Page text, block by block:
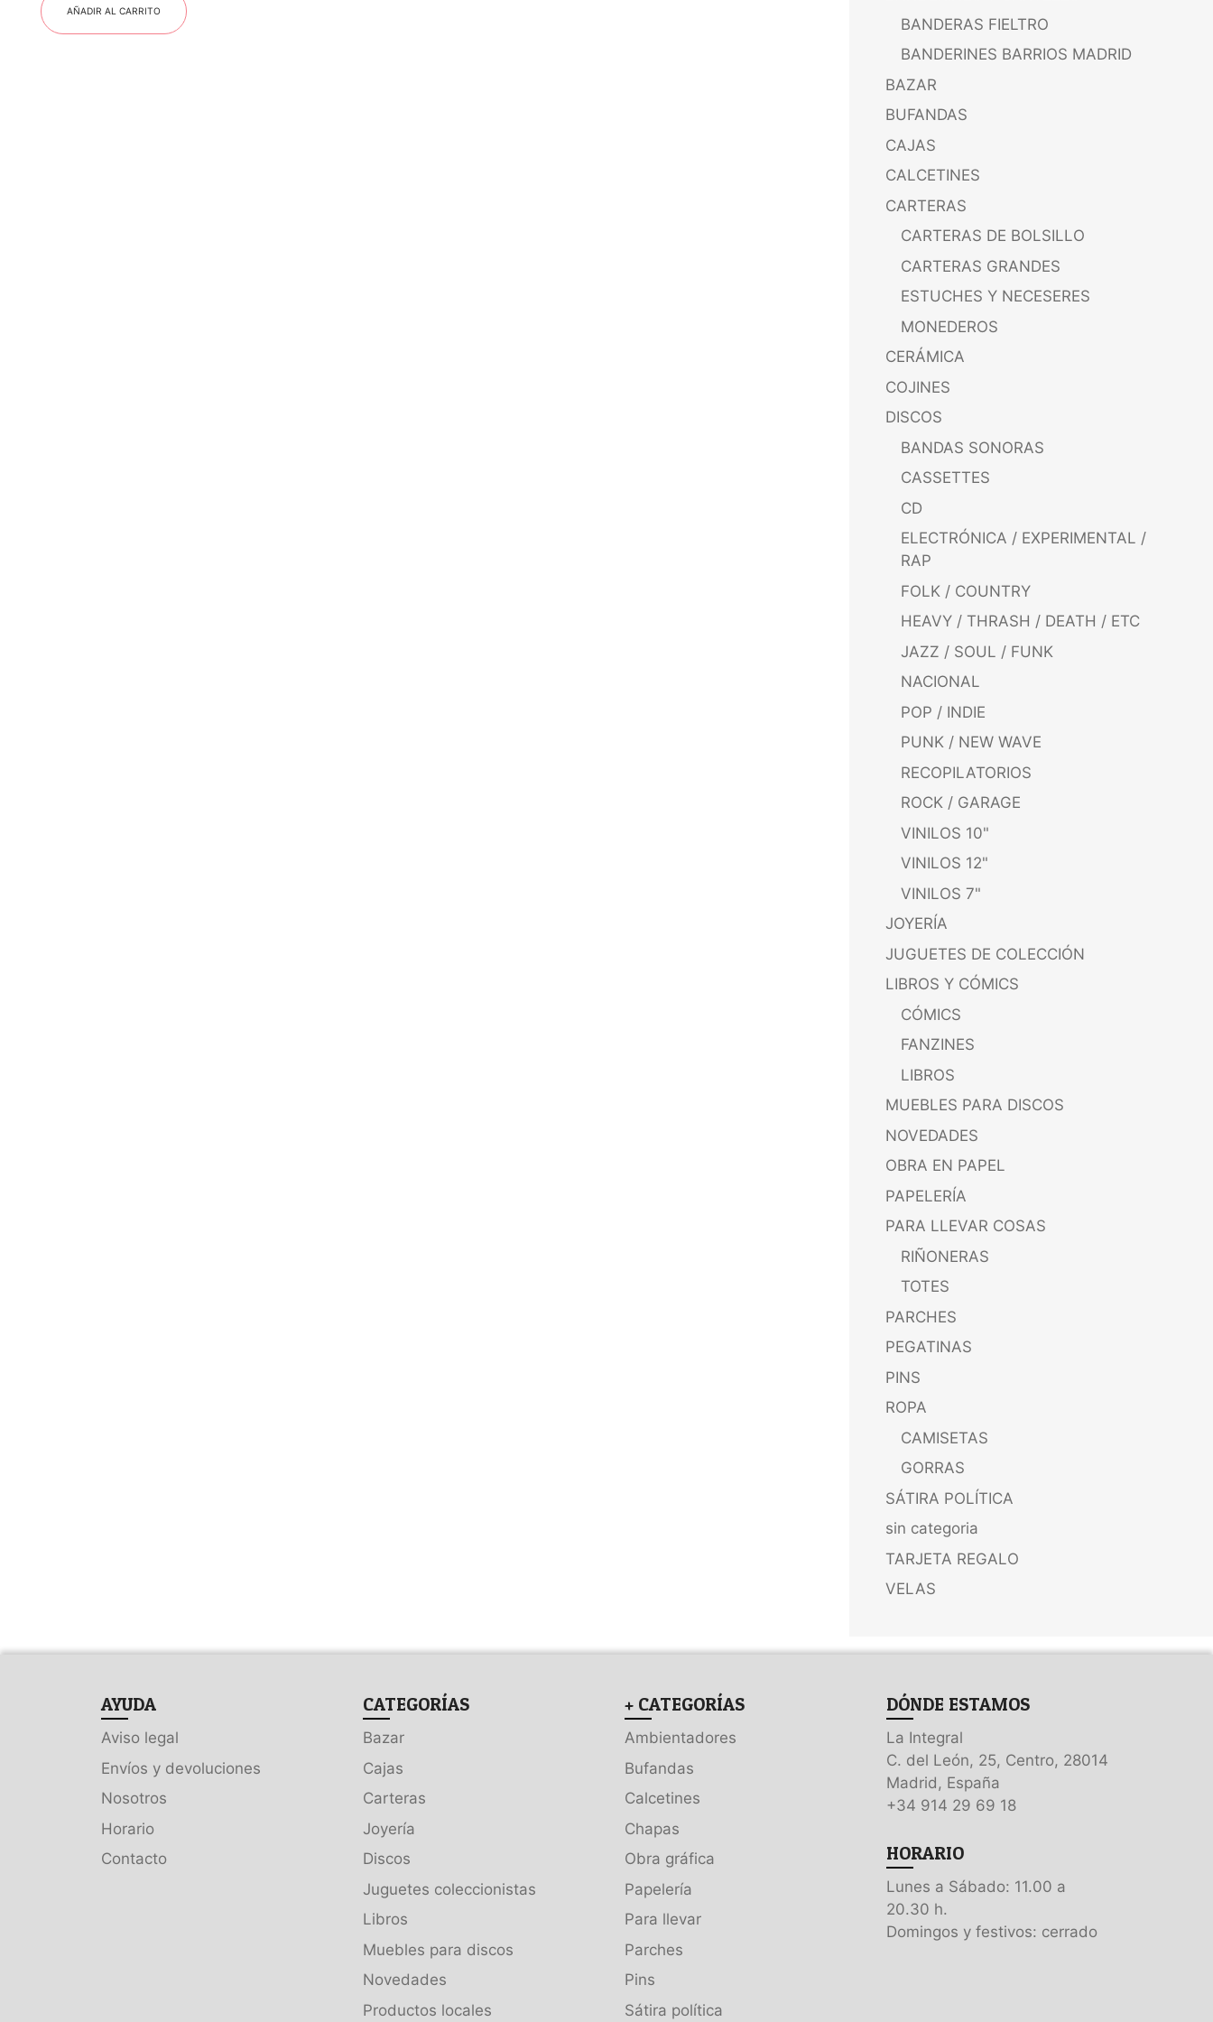
AÑADIR AL CARRITO
BANDERAS FIELTRO
BANDERINES BARRIOS MADRID
BAZAR
BUFANDAS
CAJAS
CALCETINES
CARTERAS
CARTERAS DE BOLSILLO
CARTERAS GRANDES
ESTUCHES Y NECESERES
MONEDEROS
CERÁMICA
COJINES
DISCOS
BANDAS SONORAS
CASSETTES
CD
ELECTRÓNICA / EXPERIMENTAL /
RAP
FOLK / COUNTRY
HEAVY / THRASH / DEATH / ETC
JAZZ / SOUL / FUNK
NACIONAL
POP / INDIE
PUNK / NEW WAVE
RECOPILATORIOS
ROCK / GARAGE
VINILOS 10"
VINILOS 12"
VINILOS 7"
JOYERÍA
JUGUETES DE COLECCIÓN
LIBROS Y CÓMICS
CÓMICS
FANZINES
LIBROS
MUEBLES PARA DISCOS
NOVEDADES
OBRA EN PAPEL
PAPELERÍA
PARA LLEVAR COSAS
RIÑONERAS
TOTES
PARCHES
PEGATINAS
PINS
ROPA
CAMISETAS
GORRAS
SÁTIRA POLÍTICA
sin categoria
TARJETA REGALO
VELAS
AYUDA
Aviso legal
Envíos y devoluciones
Nosotros
Horario
Contacto
CATEGORÍAS
Bazar
Cajas
Carteras
Joyería
Discos
Juguetes coleccionistas
Libros
Muebles para discos
Novedades
Productos locales
+ CATEGORÍAS
Ambientadores
Bufandas
Calcetines
Chapas
Obra gráfica
Papelería
Para llevar
Parches
Pins
Sátira política
DÓNDE ESTAMOS
La Integral
C. del León, 25, Centro, 28014
Madrid, España
+34 914 29 69 18
HORARIO
Lunes a Sábado: 11.00 a
20.30 h.
Domingos y festivos: cerrado